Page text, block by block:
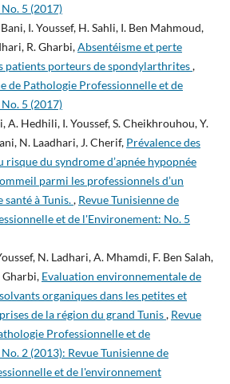
5 (2017)
I. Youssef, H. Sahli, I. Ben Mahmoud,
R. Gharbi,Absentéisme et perte
patients porteurs de spondylarthrites,
de Pathologie Professionnelle et de
5 (2017)
A. Hedhili, I. Youssef, S. Cheikhrouhou, Y.
N. Laadhari, J. Cherif, Prévalence des
risque du syndrome d’apnée hypopnée
parmi les professionnels d’un
santé à Tunis., Revue Tunisienne de
et de l'Environement: No. 5
N. Ladhari, A. Mhamdi, F. Ben Salah,
Gharbi, Evaluation environnementale de
organiques dans les petites et
de la région du grand Tunis, Revue
Professionnelle et de
2 (2013): Revue Tunisienne de
et de l'environnement